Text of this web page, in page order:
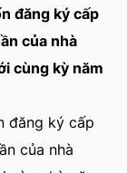
đăng ký cấp
của nhà
cùng kỳ năm
đăng ký cấp
của nhà